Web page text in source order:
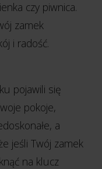
czy piwnica.
zamek
i radość.
pojawili się
pokoje,
a
jeśli Twój zamek
na klucz